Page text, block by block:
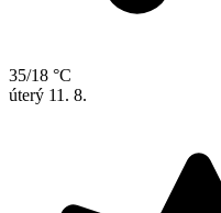
35/18 °C
úterý 11. 8.